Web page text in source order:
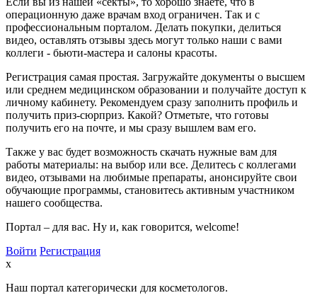
операционную даже врачам вход ограничен. Так и с
профессиональным порталом. Делать покупки, делиться
видео, оставлять отзывы здесь могут только наши с вами
коллеги - бьюти-мастера и салоны красоты.
Регистрация самая простая. Загружайте документы о высшем
или среднем медицинском образовании и получайте доступ к
личному кабинету. Рекомендуем сразу заполнить профиль и
получить приз-сюрприз. Какой? Отметьте, что готовы
получить его на почте, и мы сразу вышлем вам его.
Также у вас будет возможность скачать нужные вам для
работы материалы: на выбор или все. Делитесь с коллегами
видео, отзывами на любимые препараты, анонсируйте свои
обучающие программы, становитесь активным участником
нашего сообщества.
Портал – для вас. Ну и, как говорится, welcome!
Войти Регистрация
x
Наш портал категорически для косметологов.